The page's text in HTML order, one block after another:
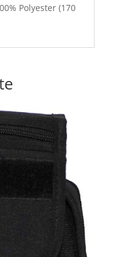
Polyester (170